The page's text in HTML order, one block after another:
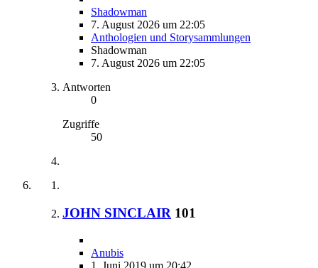
Shadowman
7. August 2026 um 22:05
Anthologien und Storysammlungen
Shadowman
7. August 2026 um 22:05
Antworten
0
Zugriffe
50
JOHN SINCLAIR 101
Anubis